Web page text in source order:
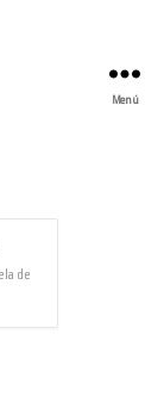
Menú
de